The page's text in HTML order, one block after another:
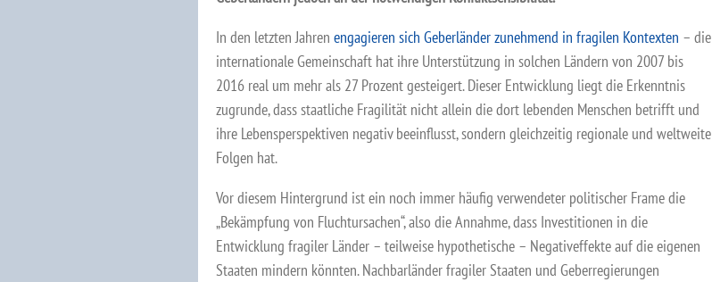
In den letzten Jahren engagieren sich Geberländer zunehmend in fragilen Kontexten – die
internationale Gemeinschaft hat ihre Unterstützung in solchen Ländern von 2007 bis
2016 real um mehr als 27 Prozent gesteigert. Dieser Entwicklung liegt die Erkenntnis
zugrunde, dass staatliche Fragilität nicht allein die dort lebenden Menschen betrifft und
ihre Lebensperspektiven negativ beeinflusst, sondern gleichzeitig regionale und weltweite
Folgen hat.
Vor diesem Hintergrund ist ein noch immer häufig verwendeter politischer Frame die
„Bekämpfung von Fluchtursachen“, also die Annahme, dass Investitionen in die
Entwicklung fragiler Länder – teilweise hypothetische – Negativeffekte auf die eigenen
Staaten mindern könnten. Nachbarländer fragiler Staaten und Geberregierungen